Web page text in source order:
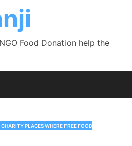
Food Donation help the
PLACES WHERE FREE FOOD